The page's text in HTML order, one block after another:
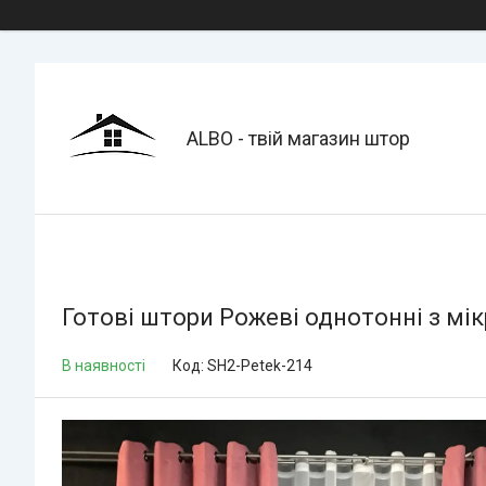
ALBO - твій магазин штор
Готові штори Рожеві однотонні з
В наявності Код: SH2-Petek-214